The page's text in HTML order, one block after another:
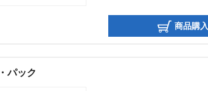
商品購入
パック